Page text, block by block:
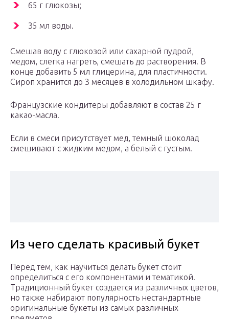
65 г глюкозы;
35 мл воды.
Смешав воду с глюкозой или сахарной пудрой,
медом, слегка нагреть, смешать до растворения. В
конце добавить 5 мл глицерина, для пластичности.
Сироп хранится до 3 месяцев в холодильном шкафу.
Французские кондитеры добавляют в состав 25 г
какао-масла.
Если в смеси присутствует мед, темный шоколад
смешивают с жидким медом, а белый с густым.
Из чего сделать красивый букет
Перед тем, как научиться делать букет стоит
определиться с его компонентами и тематикой.
Традиционный букет создается из различных цветов,
но также набирают популярность нестандартные
оригинальные букеты из самых различных